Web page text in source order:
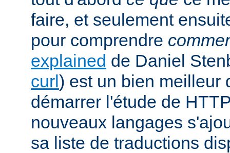
faire, et seulement
pour comprendre
explained de Daniel
curl) est un bien meilleur
démarrer l'étude de
nouveaux langages
sa liste de traductions